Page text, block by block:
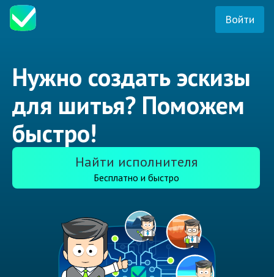
Войти
Нужно создать эскизы
для шитья? Поможем
быстро!
Найти исполнителя
Бесплатно и быстро